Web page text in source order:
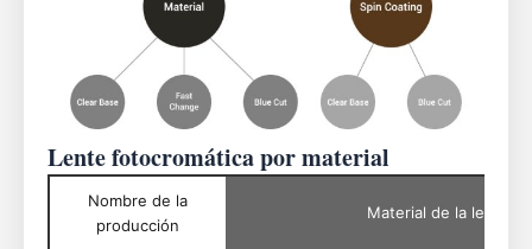
Lente fotocromática por material
Nombre de la
producción
Material de la lente